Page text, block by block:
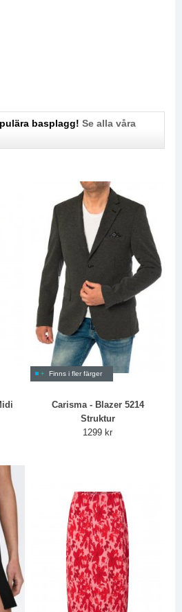
basplagg! Se alla våra
Finns i fler färger
Carisma - Blazer 5214
Struktur
1299 kr